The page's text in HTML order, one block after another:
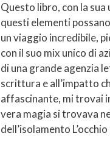
Questo libro, con la
questi elementi
un viaggio incredibile,
con il suo mix unico di
di una grande agenzia
scrittura e all’impatto
affascinante, mi trovai
vera magia si trovava
dell’isolamento